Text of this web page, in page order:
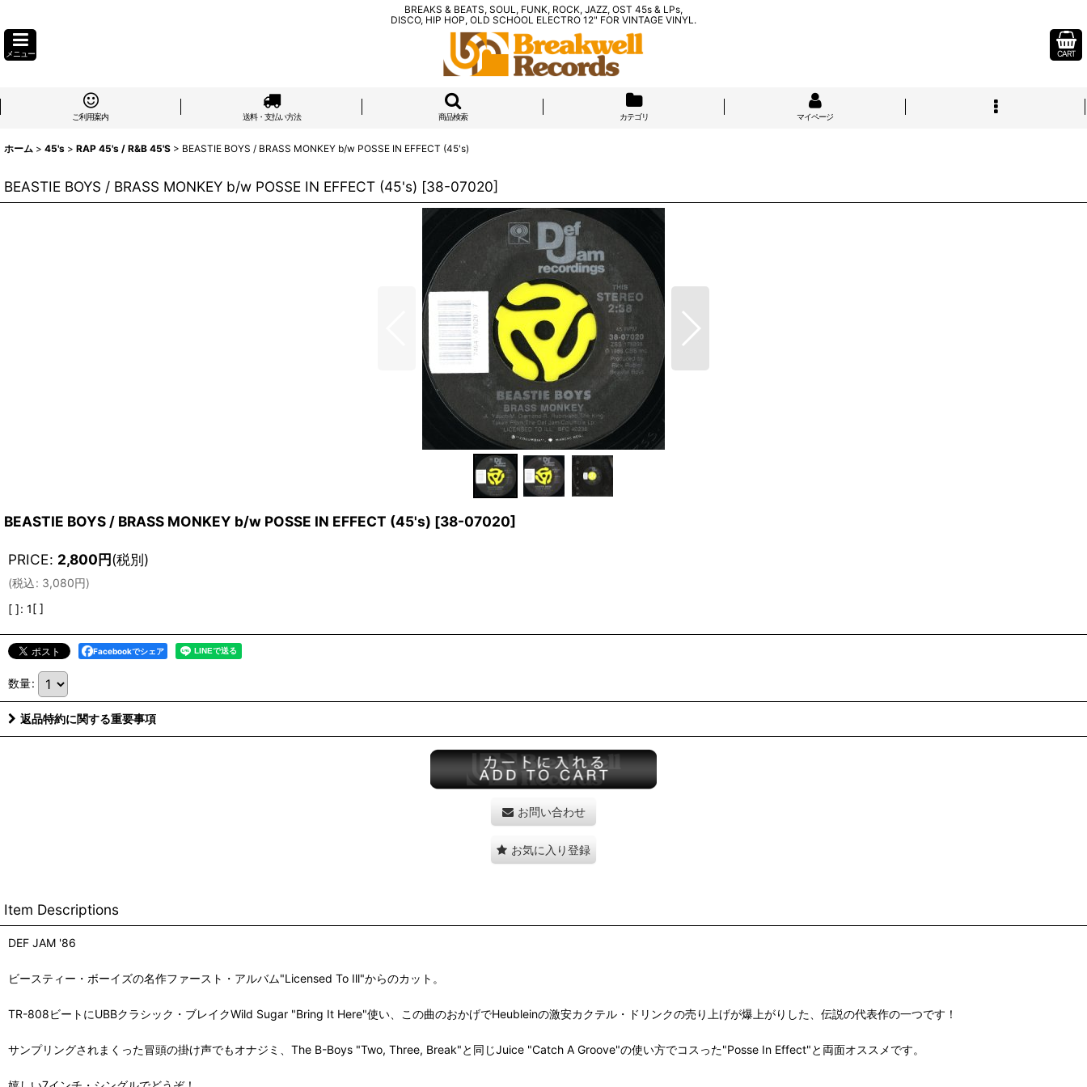
BREAKS & BEATS, SOUL, FUNK, ROCK, JAZZ, OST 45s & LPs,
DISCO, HIP HOP, OLD SCHOOL ELECTRO 12" FOR VINTAGE VINYL.
メニュー CART
ご利用案内 送料・支払い方法 商品検索 カテゴリ マイページ
ホーム > 45's > RAP 45's / R&B 45'S > BEASTIE BOYS / BRASS MONKEY b/w POSSE IN EFFECT (45's)
BEASTIE BOYS / BRASS MONKEY b/w POSSE IN EFFECT (45's) [38-07020]
BEASTIE BOYS / BRASS MONKEY b/w POSSE IN EFFECT (45's) [38-07020]
PRICE: 2,800円(税別)
(税込: 3,080円)
[ ]: 1[ ]
Facebookでシェア
数量:
返品特約に関する重要事項
お問い合わせ
お気に入り登録
Item Descriptions
DEF JAM '86
ビースティー・ボーイズの名作ファースト・アルバム"Licensed To Ill"からのカット。
TR-808ビートにUBBクラシック・ブレイクWild Sugar "Bring It Here"使い、この曲のおかげでHeubleinの激安カクテル・ドリンクの売り上げが爆上がりした、伝説の代表作の一つです！
サンプリングされまくった冒頭の掛け声でもオナジミ、The B-Boys "Two, Three, Break"と同じJuice "Catch A Groove"の使い方でコスった"Posse In Effect"と両面オススメです。